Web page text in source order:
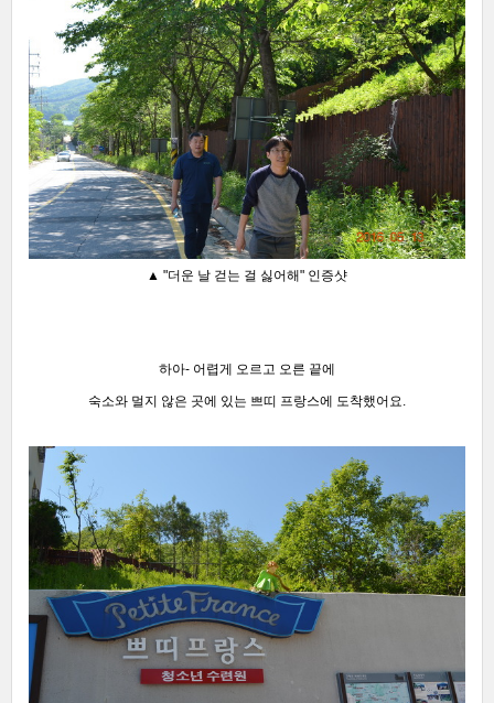
▲ "더운 날 걷는 걸 싫어해" 인증샷
하아- 어렵게 오르고 오른 끝에
숙소와 멀지 않은 곳에 있는 쁘띠 프랑스에 도착했어요.